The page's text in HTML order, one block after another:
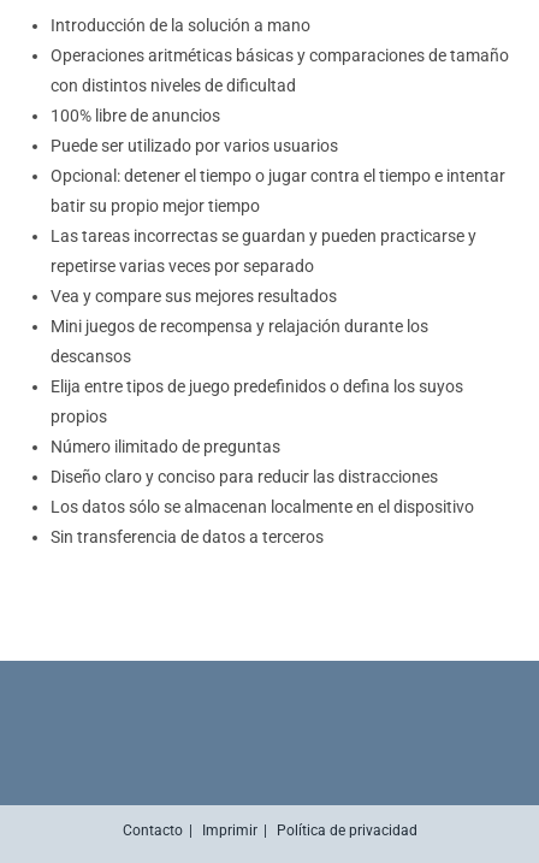
Introducción de la solución a mano
Operaciones aritméticas básicas y comparaciones de tamaño
con distintos niveles de dificultad
100% libre de anuncios
Puede ser utilizado por varios usuarios
Opcional: detener el tiempo o jugar contra el tiempo e intentar
batir su propio mejor tiempo
Las tareas incorrectas se guardan y pueden practicarse y
repetirse varias veces por separado
Vea y compare sus mejores resultados
Mini juegos de recompensa y relajación durante los
descansos
Elija entre tipos de juego predefinidos o defina los suyos
propios
Número ilimitado de preguntas
Diseño claro y conciso para reducir las distracciones
Los datos sólo se almacenan localmente en el dispositivo
Sin transferencia de datos a terceros
Contacto Imprimir Política de privacidad